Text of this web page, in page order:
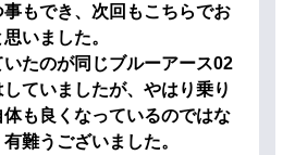
もでき、次回もこちらでお
いました。
たのが同じブルーアース02
ていましたが、やはり乗り
も良くなっているのではな
難うございました。